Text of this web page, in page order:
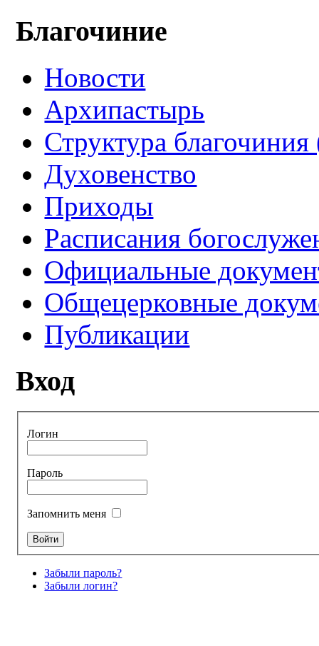
Благочиние
Новости
Архипастырь
Структура
Духовенство
Приходы
Расписания
Официальные
Общецерковные
Публикации
Вход
Логин
Пароль
Запомнить меня
Забыли пароль?
Забыли логин?